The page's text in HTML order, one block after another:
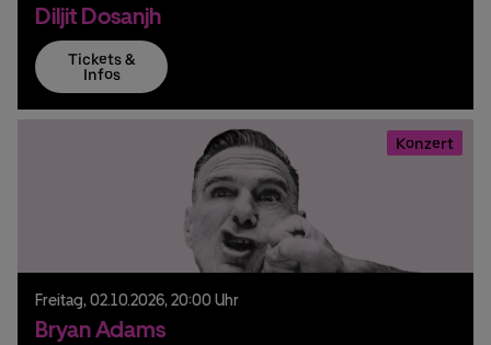
Diljit Dosanjh
Tickets &
Infos
Konzert
Freitag, 02.10.2026, 20:00 Uhr
Bryan Adams